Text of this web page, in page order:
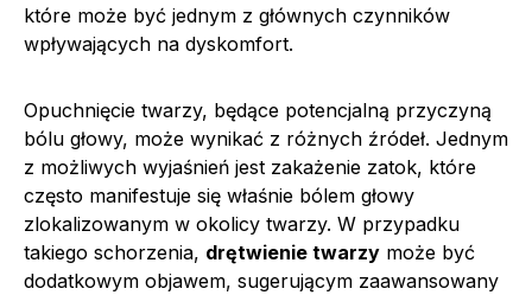
które może być jednym z głównych czynników
wpływających na dyskomfort.
Opuchnięcie twarzy, będące potencjalną przyczyną
bólu głowy, może wynikać z różnych źródeł. Jednym
z możliwych wyjaśnień jest zakażenie zatok, które
często manifestuje się właśnie bólem głowy
zlokalizowanym w okolicy twarzy. W przypadku
takiego schorzenia, drętwienie twarzy może być
dodatkowym objawem, sugerującym zaawansowany